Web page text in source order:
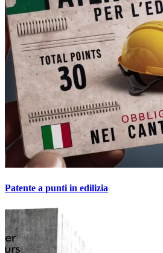
Patente a punti in edilizia